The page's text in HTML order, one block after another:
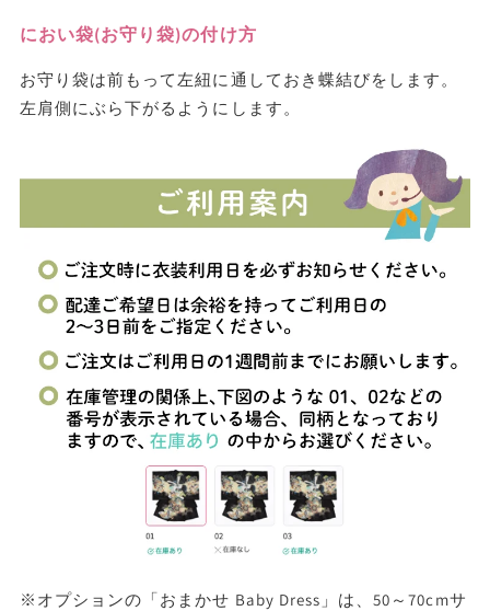
におい袋(お守り袋)の付け方
お守り袋は前もって左紐に通しておき蝶結びをします。
左肩側にぶら下がるようにします。
※オプションの「おまかせ Baby Dress」は、50～70cmサ